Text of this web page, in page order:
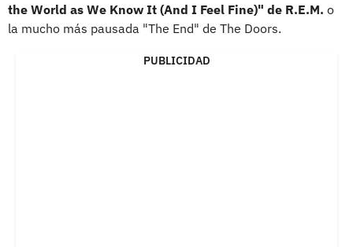
the World as We Know It (And I Feel Fine)" de R.E.M. o
la mucho más pausada "The End" de The Doors.
PUBLICIDAD